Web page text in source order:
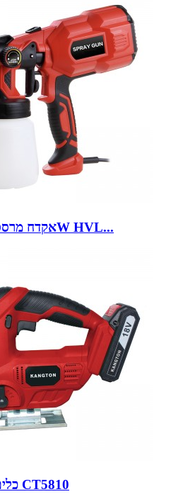
אקדח מרסס צבע, 600W HVL...
כלים אלחוטיים CT5810